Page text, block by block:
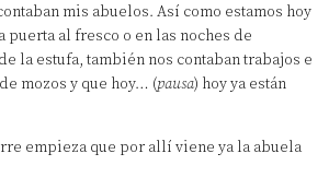
mis abuelos. Así como estamos hoy
puerta al fresco o en las noches de
la estufa, también nos contaban trabajos e
mozos y que hoy… (pausa) hoy ya están
empieza que por allí viene ya la abuela